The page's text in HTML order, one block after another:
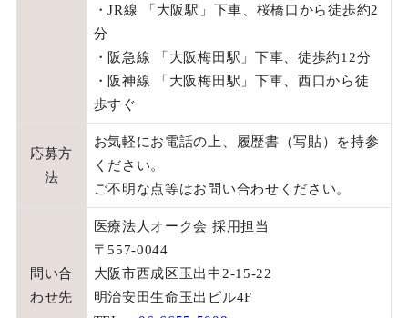
・JR線 「大阪駅」下車、桜橋口から徒歩約2
分
・阪急線 「大阪梅田駅」下車、徒歩約12分
・阪神線 「大阪梅田駅」下車、西口から徒
歩すぐ
応募方
法
お気軽にお電話の上、履歴書（写貼）を持参
ください。
ご不明な点等はお問い合わせください。
問い合
わせ先
医療法人オーク会 採用担当
〒557-0044
大阪市西成区玉出中2-15-22
明治安田生命玉出ビル4F